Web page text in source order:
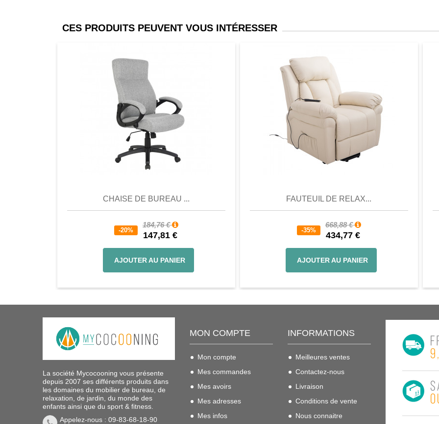
CES PRODUITS PEUVENT VOUS INTÉRESSER
CHAISE DE BUREAU ...
-20%
184,76 €
147,81 €
AJOUTER AU PANIER
Favori
FAUTEUIL DE RELAX...
-35%
668,88 €
434,77 €
AJOUTER AU PANIER
Favori
La société Mycocooning vous présente
depuis 2007 ses différents produits dans
les domaines du mobilier de bureau, de
relaxation, de jardin, du monde des
enfants ainsi que du sport & fitness.
Appelez-nous : 09-83-68-18-90
MON COMPTE
Mon compte
Mes commandes
Mes avoirs
Mes adresses
Mes infos
INFORMATIONS
Meilleures ventes
Contactez-nous
Livraison
Conditions de vente
Nous connaitre